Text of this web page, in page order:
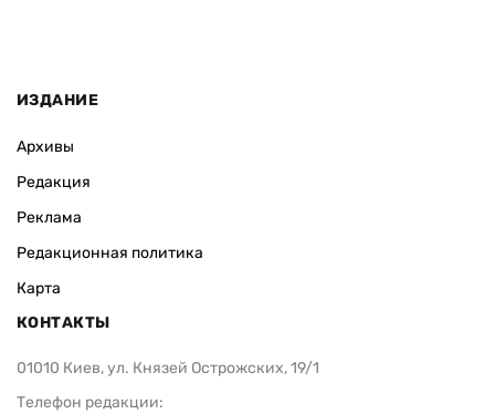
ИЗДАНИЕ
Архивы
Редакция
Реклама
Редакционная политика
Карта
КОНТАКТЫ
01010 Киев, ул. Князей Острожских, 19/1
Телефон редакции: